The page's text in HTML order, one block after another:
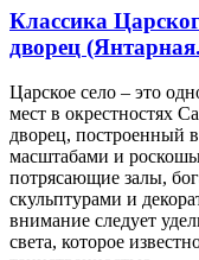
Классика
дворец
Царское село – это
мест в окрестностях
дворец, построенный
масштабами и
потрясающие залы,
скульптурами и
внимание следует
света, которое